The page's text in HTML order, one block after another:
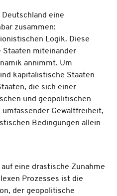
eine
zusammen:
Logik. Diese
Staaten miteinander
annimmt. Um
kapitalistische Staaten
die sich einer
und geopolitischen
Gewaltfreiheit,
Bedingungen allein
eine drastische Zunahme
Prozesses ist die
der geopolitische